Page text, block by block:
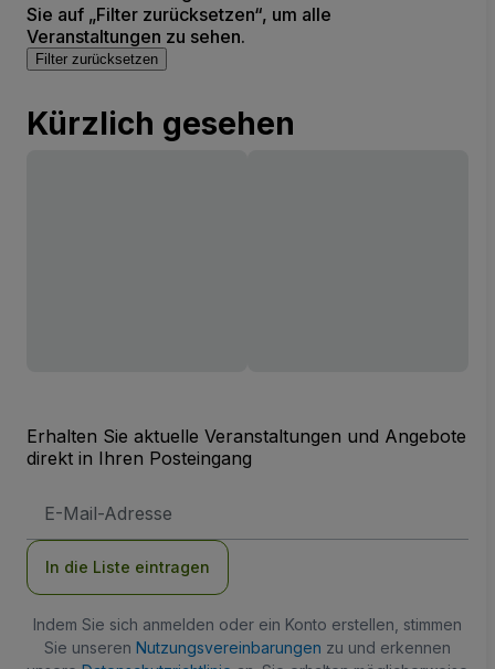
Sie auf „Filter zurücksetzen“, um alle
Veranstaltungen zu sehen.
Filter zurücksetzen
Kürzlich gesehen
Erhalten Sie aktuelle Veranstaltungen und Angebote
direkt in Ihren Posteingang
Mail-
In die Liste eintragen
Indem Sie sich anmelden oder ein Konto erstellen, stimmen
Sie unseren Nutzungsvereinbarungen zu und erkennen